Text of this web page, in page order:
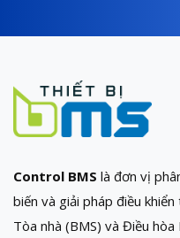
Control BMS là đơn vị
biến và giải pháp điều
Tòa nhà (BMS) và Điều hòa